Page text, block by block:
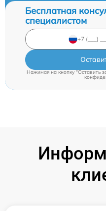
Бесплатная
специалистом
Нажимая на кнопку "Оставить